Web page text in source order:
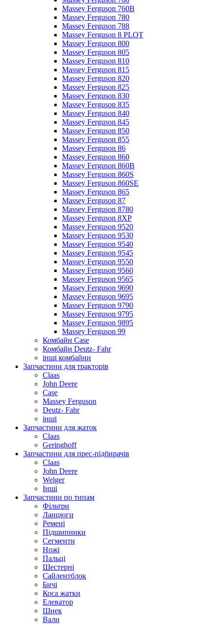
Massey Ferguson 760B
Massey Ferguson 780
Massey Ferguson 788
Massey Ferguson 8 PLOT
Massey Ferguson 800
Massey Ferguson 805
Massey Ferguson 810
Massey Ferguson 815
Massey Ferguson 820
Massey Ferguson 825
Massey Ferguson 830
Massey Ferguson 835
Massey Ferguson 840
Massey Ferguson 845
Massey Ferguson 850
Massey Ferguson 855
Massey Ferguson 86
Massey Ferguson 860
Massey Ferguson 860B
Massey Ferguson 860S
Massey Ferguson 860SE
Massey Ferguson 865
Massey Ferguson 87
Massey Ferguson 8780
Massey Ferguson 8XP
Massey Ferguson 9520
Massey Ferguson 9530
Massey Ferguson 9540
Massey Ferguson 9545
Massey Ferguson 9550
Massey Ferguson 9560
Massey Ferguson 9565
Massey Ferguson 9690
Massey Ferguson 9695
Massey Ferguson 9790
Massey Ferguson 9795
Massey Ferguson 9895
Massey Ferguson 99
Комбайн Case
Комбайн Deutz- Fahr
інші комбайни
Запчастини для тракторів
Claas
John Deere
Case
Massey Ferguson
Deutz- Fahr
інші
Запчастини для жаток
Claas
Geringhoff
Запчастини для прес-підбирачів
Claas
John Deere
Welger
Інші
Запчастини по типам
Фільтри
Ланцюги
Ремені
Підшипники
Сегменти
Ножі
Пальці
Шестерні
Сайлентблок
Бичі
Коса жатки
Елеватор
Шнек
Вали